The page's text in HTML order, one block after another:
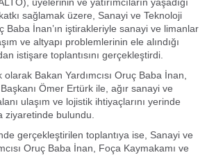
sağlamak üzere, Sanayi ve Teknoloji
Baba İnan’ın iştirakleriyle sanayi ve limanlar
ve altyapı problemlerinin ele alındığı
istişare toplantısını gerçekleştirdi.
Bakan Yardımcısı Oruç Baba İnan,
Ömer Ertürk ile, ağır sanayi ve
ulaşım ve lojistik ihtiyaçlarını yerinde
ziyaretinde bulundu.
gerçekleştirilen toplantıya ise, Sanayi ve
Oruç Baba İnan, Foça Kaymakamı ve